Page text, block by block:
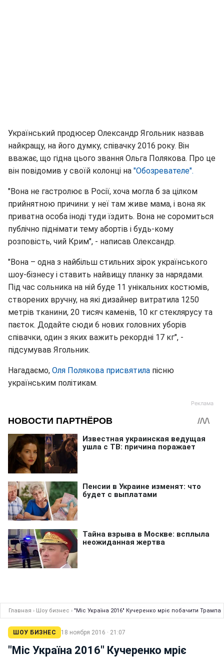
Український продюсер Олександр Ягольник назвав
найкращу, на його думку, співачку 2016 року. Він
вважає, що гідна цього звання Ольга Полякова. Про це
він повідомив у своїй колонці на "Обозревателе".
"Вона не гастролює в Росії, хоча могла б за цілком
прийнятною причини: у неї там живе мама, і вона як
приватна особа іноді туди їздить. Вона не соромиться
публічно піднімати тему абортів і будь-кому
розповість, чий Крим", - написав Олександр.
"Вона – одна з найбільш стильних зірок українського
шоу-бізнесу і ставить найвищу планку за нарядами.
Під час сольника на ній буде 11 унікальних костюмів,
створених вручну, на які дизайнер витратила 1250
метрів тканини, 20 тисяч каменів, 10 кг стеклярусу та
паєток. Додайте сюди 6 нових головних уборів
співачки, один з яких важить рекордні 17 кг", -
підсумував Ягольник.
Нагадаємо, Оля Полякова присвятила пісню
українським політикам.
Главная › Шоу бизнес › "Міс Україна 2016" Кучеренко мріє побачити Трампа
ШОУ БИЗНЕС 18 ноября 2016 · 21:07
"Міс Україна 2016" Кучеренко мріє